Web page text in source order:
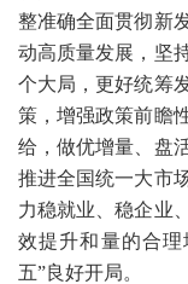
整准确全面贯彻新
动高质量发展，坚
个大局，更好统筹
策，增强政策前瞻
给，做优增量、盘
推进全国统一大市
力稳就业、稳企业
效提升和量的合
五”良好开局。